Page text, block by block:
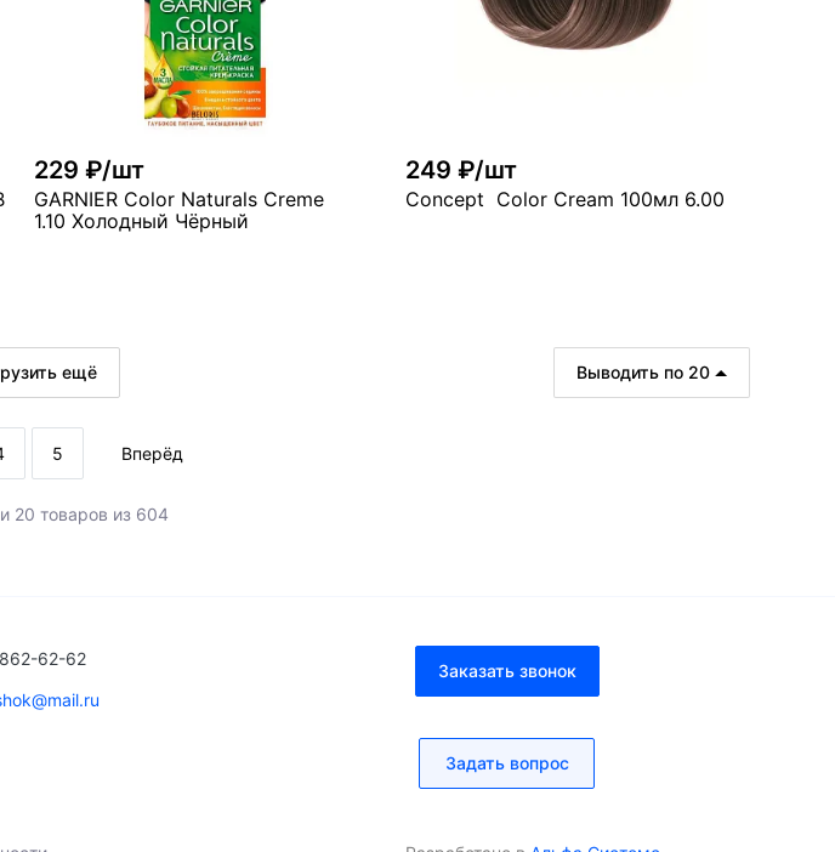
229 ₽/шт
GARNIER Color Naturals Creme
1.10 Холодный Чёрный
249 ₽/шт
Concept Color Cream 100мл 6.00
В корзину
Выводить по 20
ещё
5 Вперёд
20 товаров из 604
62-62
Заказать звонок
Задать вопрос